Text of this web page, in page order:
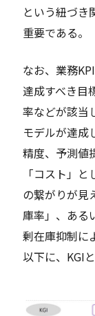
という紐づき
重要である。
なお、業務
達成すべき目
率などが該当
モデルが達成
精度、予測値
「コスト」
の繋がりが見
庫率」、ある
剰在庫抑制に
以下に、KGI